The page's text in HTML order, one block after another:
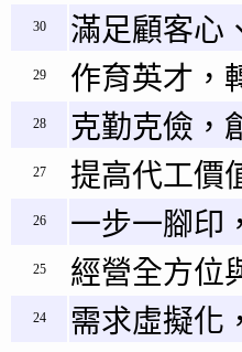
30 滿足顧客心
29 作育英才，
28 克勤克儉，
27 提高代工價
26 一步一腳印
25 經營全方位
24 需求虛擬化